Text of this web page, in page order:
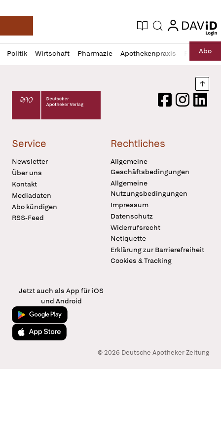
Deutsche Apotheker Zeitung
Aktuelle Ausgabe
Suche login
login
Politik Wirtschaft Pharmazie Apothekenpraxis RechtAbo
Profil
öffnen
Daz
Pur
Deutscher Apotheker Verlag Logo
FacebookInstagram
Service
Newsletter
Über uns
Kontakt
Mediadaten
Abo kündigen
RSS-Feed
Rechtliches
Allgemeine
Geschäftsbedingungen
Allgemeine
Nutzungsbedingungen
Impressum
Datenschutz
Widerrufsrecht
Netiquette
Erklärung zur Barrierefreiheit
Cookies & Tracking
Jetzt auch als App für iOS
und Android
Jetzt bei Google Play
Laden im App Store
© 2026 Deutsche Apotheker Zeitung